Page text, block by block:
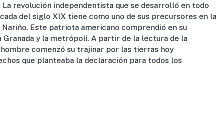
La revolución independentista que se desarrolló en todo
del siglo XIX tiene como uno de sus precursores en la
Este patriota americano comprendió en su
y la metrópoli. A partir de la lectura de la
comenzó su trajinar por las tierras hoy
que planteaba la declaración para todos los